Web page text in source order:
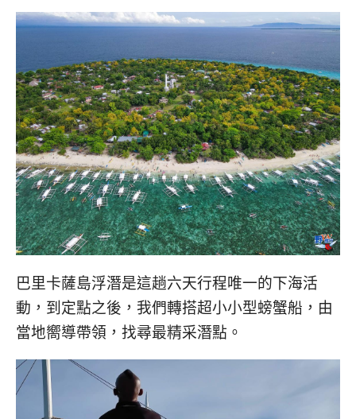
巴里卡薩島浮潛是這趟六天行程唯一的下海活
動，到定點之後，我們轉搭超小小型螃蟹船，由
當地嚮導帶領，找尋最精采潛點。